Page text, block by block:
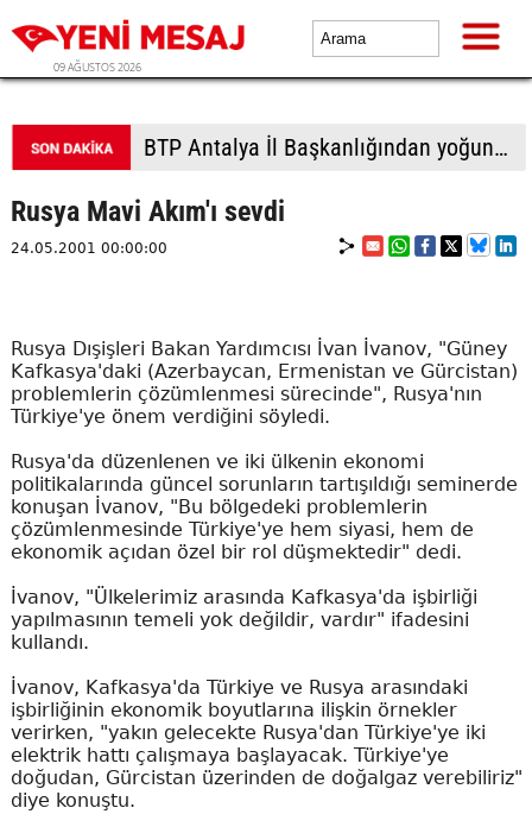
09 AĞUSTOS 2026
BTP Gaziantep teşkilatından taziye ziyareti: Cevizli köyü halkıyla buluşma
Rusya Mavi Akım'ı sevdi
24.05.2001 00:00:00
Rusya Dışişleri Bakan Yardımcısı İvan İvanov, "Güney
Kafkasya'daki (Azerbaycan, Ermenistan ve Gürcistan)
problemlerin çözümlenmesi sürecinde", Rusya'nın
Türkiye'ye önem verdiğini söyledi.
Rusya'da düzenlenen ve iki ülkenin ekonomi
politikalarında güncel sorunların tartışıldığı seminerde
konuşan İvanov, "Bu bölgedeki problemlerin
çözümlenmesinde Türkiye'ye hem siyasi, hem de
ekonomik açıdan özel bir rol düşmektedir" dedi.
İvanov, "Ülkelerimiz arasında Kafkasya'da işbirliği
yapılmasının temeli yok değildir, vardır" ifadesini
kullandı.
İvanov, Kafkasya'da Türkiye ve Rusya arasındaki
işbirliğinin ekonomik boyutlarına ilişkin örnekler
verirken, "yakın gelecekte Rusya'dan Türkiye'ye iki
elektrik hattı çalışmaya başlayacak. Türkiye'ye
doğudan, Gürcistan üzerinden de doğalgaz verebiliriz"
diye konuştu.